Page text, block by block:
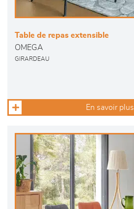
Table de repas extensible
OMEGA
GIRARDEAU
En savoir plus